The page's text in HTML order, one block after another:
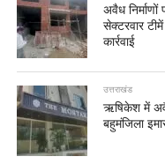
अवैध
सेक्टरवार
कार्रवाई
उत्तराखंड
ऋषिकेश में
बहुमंजिला